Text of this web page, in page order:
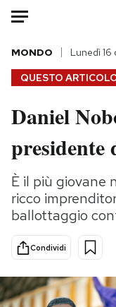
HOME
Italia
Politica
Tecnologia
Internet
Scienza
Cultura
Economia
Sport
QUESTO
MONDO Lunedì
Daniel
presidente
È il più giovane
ricco
ballottaggio
Condividi